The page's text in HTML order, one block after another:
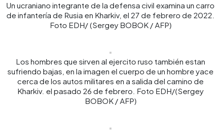
Un ucraniano integrante de la defensa civil examina un carro
de infantería de Rusia en Kharkiv, el 27 de febrero de 2022.
Foto EDH/ (Sergey BOBOK / AFP)
Los hombres que sirven al ejercito ruso también estan
sufriendo bajas, en la imagen el cuerpo de un hombre yace
cerca de los autos militares en a salida del camino de
Kharkiv. el pasado 26 de febrero. Foto EDH/(Sergey
BOBOK / AFP)